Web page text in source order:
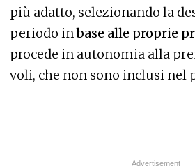
più adatto, selezionando la
periodo inbase alle proprie
procede in autonomia alla
voli, che non sono inclusi nel